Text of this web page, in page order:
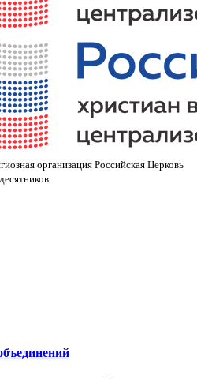
организация Российская Церковь